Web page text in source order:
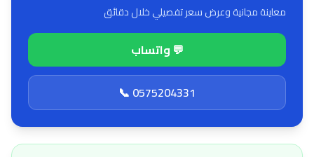
معاينة مجانية وعرض سعر تفصيلي خلال دقائق
💬 واتساب
📞 0575204331